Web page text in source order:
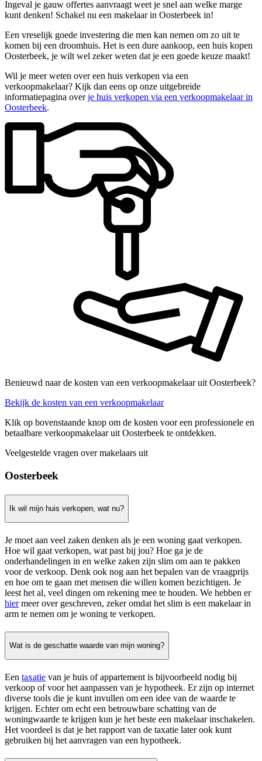
Ingeval je gauw offertes aanvraagt weet je snel aan welke marge
kunt denken! Schakel nu een makelaar in Oosterbeek in!
Een vreselijk goede investering die men kan nemen om zo uit te
komen bij een droomhuis. Het is een dure aankoop, een huis kopen
Oosterbeek, je wilt wel zeker weten dat je een goede keuze maakt!
Wil je meer weten over een huis verkopen via een
verkoopmakelaar? Kijk dan eens op onze uitgebreide
informatiepagina overje huis verkopen via een verkoopmakelaar in
Oosterbeek.
Benieuwd naar de kosten van een verkoopmakelaar uit Oosterbeek?
Bekijk de kosten van een verkoopmakelaar
Klik op bovenstaande knop om de kosten voor een professionele en
betaalbare verkoopmakelaar uit Oosterbeek te ontdekken.
Veelgestelde vragen over makelaars uit
Oosterbeek
Ik wil mijn huis verkopen, wat nu?
Je moet aan veel zaken denken als je een woning gaat verkopen.
Hoe wil gaat verkopen, wat past bij jou? Hoe ga je de
onderhandelingen in en welke zaken zijn slim om aan te pakken
voor de verkoop. Denk ook nog aan het bepalen van de vraagprijs
en hoe om te gaan met mensen die willen komen bezichtigen. Je
leest het al, veel dingen om rekening mee te houden. We hebben er
hiermeer over geschreven, zeker omdat het slim is een makelaar in
arm te nemen om je woning te verkopen.
Wat is de geschatte waarde van mijn woning?
Een taxatie van je huis of appartement is bijvoorbeeld nodig bij
verkoop of voor het aanpassen van je hypotheek. Er zijn op internet
diverse tools die je kunt invullen om een idee van de waarde te
krijgen. Echter om echt een betrouwbare schatting van de
woningwaarde te krijgen kun je het beste een makelaar inschakelen.
Het voordeel is dat je het rapport van de taxatie later ook kunt
gebruiken bij het aanvragen van een hypotheek.